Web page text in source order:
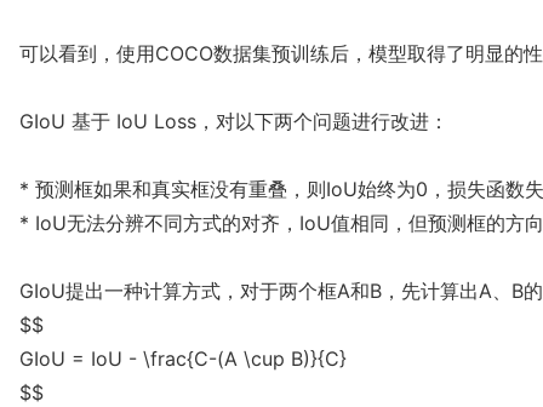
可以看到，使用COCO数据集预训练后，模型取得了明显的
GIoU 基于 IoU Loss，对以下两个问题进行改进：
* 预测框如果和真实框没有重叠，则IoU始终为0，损失函
* IoU无法分辨不同方式的对齐，IoU值相同，但预测框的方
GIoU提出一种计算方式，对于两个框A和B，先计算出A、B
$$
GIoU = IoU - \frac{C-(A \cup B)}{C}
$$